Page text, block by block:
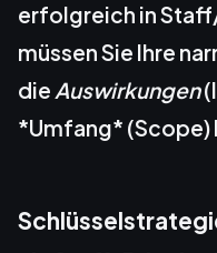
erfolgreich in
müssen Sie Ihre
die Auswirkungen
*Umfang* (Scope)